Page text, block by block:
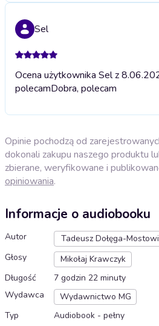
Sel
Ocena użytkownika Sel z
polecamDobra, polecam
Opinie pochodzą od
dokonali zakupu naszego produktu
zbierane, weryfikowane i
opiniowania.
Informacje o audiobooku
Autor
Tadeusz Dołęga-
Głosy
Mikołaj Krawczyk
Długość
7 godzin 22 minuty
Wydawca
Wydawnictwo MG
Typ
Audiobook - pełny